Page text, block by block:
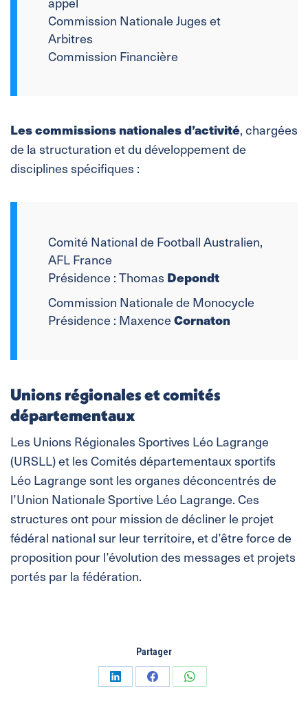
Commission Nationale Juges et
Arbitres
Commission Financière
Les commissions nationales d’activité, chargées
de la structuration et du développement de
disciplines spécifiques :
Comité National de Football Australien,
AFL France
Présidence : Thomas Depondt
Commission Nationale de Monocycle
Présidence : MaxenceCornaton
Unions régionales et comités
départementaux
Les Unions Régionales Sportives Léo Lagrange
(URSLL) et les Comités départementaux sportifs
Léo Lagrange sont les organes déconcentrés de
l’Union Nationale Sportive Léo Lagrange. Ces
structures ont pour mission de décliner le projet
fédéral national sur leur territoire, et d’être force de
proposition pour l’évolution des messages et projets
portés par la fédération.
Partager
PartagerPartagerPartager